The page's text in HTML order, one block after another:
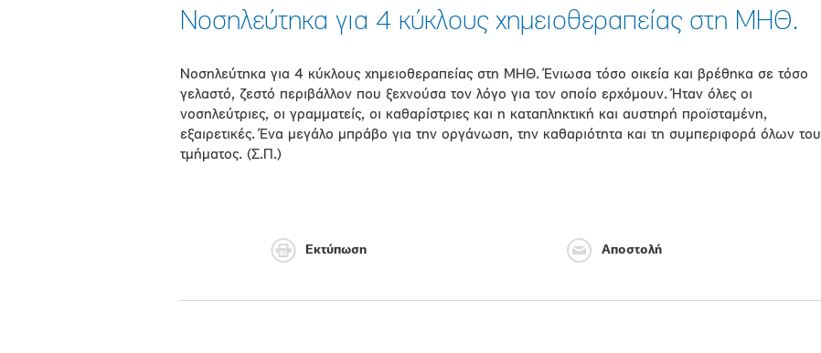
Νοσηλεύτηκα για 4 κύκλους χημειοθεραπείας στη ΜΗΘ.
Νοσηλεύτηκα για 4 κύκλους χημειοθεραπείας στη ΜΗΘ. Ένιωσα τόσο οικεία και βρέθηκα σε τόσο
γελαστό, ζεστό περιβάλλον που ξεχνούσα τον λόγο για τον οποίο ερχόμουν. Ήταν όλες οι
νοσηλεύτριες, οι γραμματείς, οι καθαρίστριες και η καταπληκτική και αυστηρή προϊσταμένη,
εξαιρετικές. Ένα μεγάλο μπράβο για την οργάνωση, την καθαριότητα και τη συμπεριφορά όλων του
τμήματος. (Σ.Π.)
Εκτύπωση Αποστολή